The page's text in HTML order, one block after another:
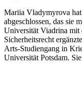
Mariia Vladymyrova
abgeschlossen, das sie
Universität Viadrina mit
Sicherheitsrecht
Arts-Studiengang in
Universität Potsdam.